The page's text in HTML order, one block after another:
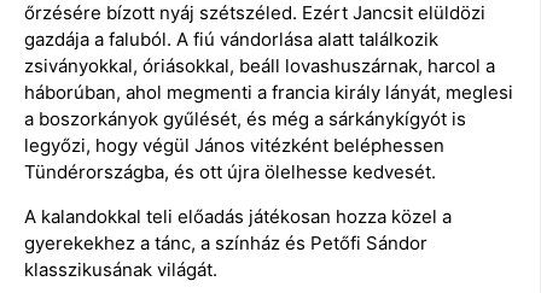
őrzésére bízott nyáj szétszéled. Ezért Jancsit elüldözi
gazdája a faluból. A fiú vándorlása alatt találkozik
zsiványokkal, óriásokkal, beáll lovashuszárnak, harcol a
háborúban, ahol megmenti a francia király lányát, meglesi
a boszorkányok gyűlését, és még a sárkánykígyót is
legyőzi, hogy végül János vitézként beléphessen
Tündérországba, és ott újra ölelhesse kedvesét.
A kalandokkal teli előadás játékosan hozza közel a
gyerekekhez a tánc, a színház és Petőfi Sándor
klasszikusának világát.